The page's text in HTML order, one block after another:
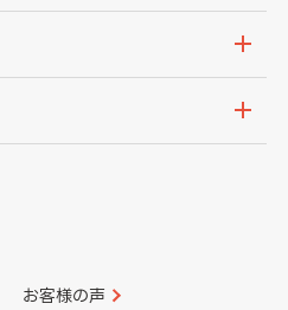
愛媛県
宮崎県
お客様の声